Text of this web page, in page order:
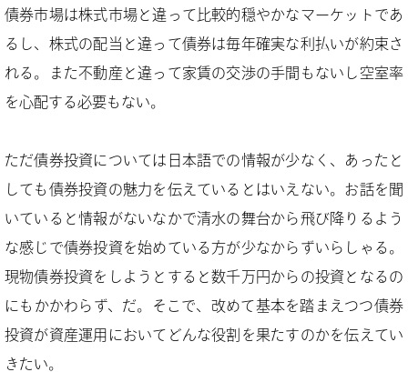
債券市場は株式市場と違って比較的穏やかなマーケットであ
るし、株式の配当と違って債券は毎年確実な利払いが約束さ
れる。また不動産と違って家賃の交渉の手間もないし空室率
を心配する必要もない。
ただ債券投資については日本語での情報が少なく、あったと
しても債券投資の魅力を伝えているとはいえない。お話を聞
いていると情報がないなかで清水の舞台から飛び降りるよう
な感じで債券投資を始めている方が少なからずいらしゃる。
現物債券投資をしようとすると数千万円からの投資となるの
にもかかわらず、だ。そこで、改めて基本を踏まえつつ債券
投資が資産運用においてどんな役割を果たすのかを伝えてい
きたい。